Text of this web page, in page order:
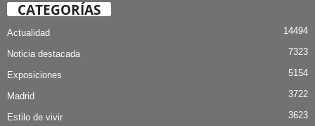
CATEGORÍAS
Actualidad 14494
Noticia destacada 7323
Exposiciones 5154
Madrid 3722
Estilo de vivir 3623